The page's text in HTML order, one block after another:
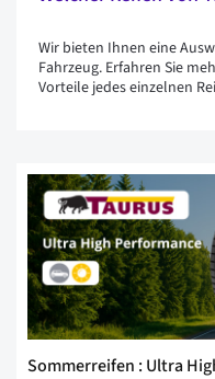
Wir bieten Ihnen eine
Fahrzeug. Erfahren Sie
Vorteile jedes einzelnen
Sommerreifen : Ultra